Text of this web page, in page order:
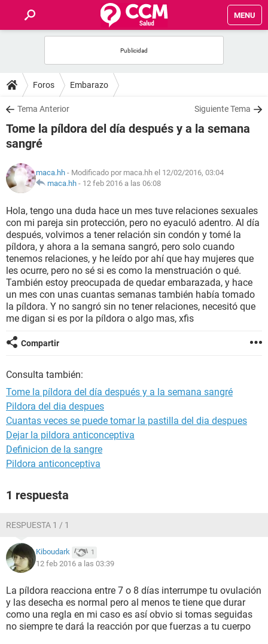
MENU
FOROS
SALUD
FAMILIA
NUTRICIÓN
SEXUALIDAD
GLOSARIO
Foros Embarazo
Tema Anterior Siguiente Tema
Tome la píldora del día después y a la semana
sangré
maca.hh - Modificado por maca.hh el 12/02/2016, 03:04
maca.hh - 12 feb 2016 a las 06:08
Hola, tengo una duda hace un mes tuve relaciones sexuales
con mi pareja sin protección, pero no eyaculó adentro. Al día
después, volvimos a tener relación sin condón y tomé la
píldora, y ahora a la semana sangró, pero solo cuando
tenemos relaciones, y he leído por ahí que hay mujeres que
les ocurre, pero no sé si es como la menstruación o qué.
También estoy preocupada de quedar embarazada, y hace
un mes con unas cuantas semanas también había tomado
la píldora. Y no sangró sin no tener relaciones, necesitó que
me digan si es por la píldora o algo mas, xfis
Compartir
Consulta también:
Tome la píldora del día después y a la semana sangré
Pildora del dia despues
Cuantas veces se puede tomar la pastilla del dia despues
Dejar la pildora anticonceptiva
Definicion de la sangre
Pildora anticonceptiva
1 respuesta
RESPUESTA 1 / 1
Kiboudark 1
12 feb 2016 a las 03:39
La píldora reacciona entre 7 o 8 días interrumpe tu ovulación
y las desecha es normal pero al menos te tiene que durar
como una regla en mi caso es así obvio si tomas seguidas
no siempre te dará la reacción por que fuerzas a tu cuerpo